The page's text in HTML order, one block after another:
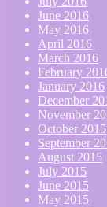
June 2016
May 2016
April 2016
March 2016
February
January 2016
December
November
October 2015
September
August 2015
July 2015
June 2015
May 2015